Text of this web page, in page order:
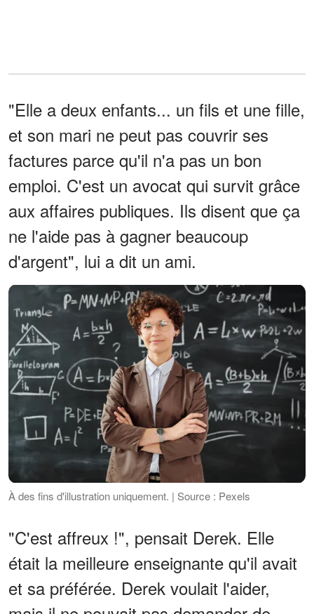
"Elle a deux enfants... un fils et une fille,
et son mari ne peut pas couvrir ses
factures parce qu'il n'a pas un bon
emploi. C'est un avocat qui survit grâce
aux affaires publiques. Ils disent que ça
ne l'aide pas à gagner beaucoup
d'argent", lui a dit un ami.
À des fins d'illustration uniquement. | Source : Pexels
"C'est affreux !", pensait Derek. Elle
était la meilleure enseignante qu'il avait
et sa préférée. Derek voulait l'aider,